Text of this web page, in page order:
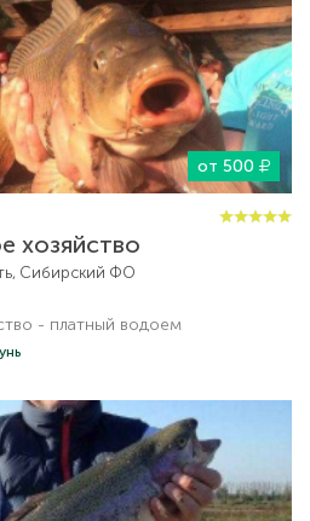
от 500
хозяйство
Сибирский ФО
- платный водоем